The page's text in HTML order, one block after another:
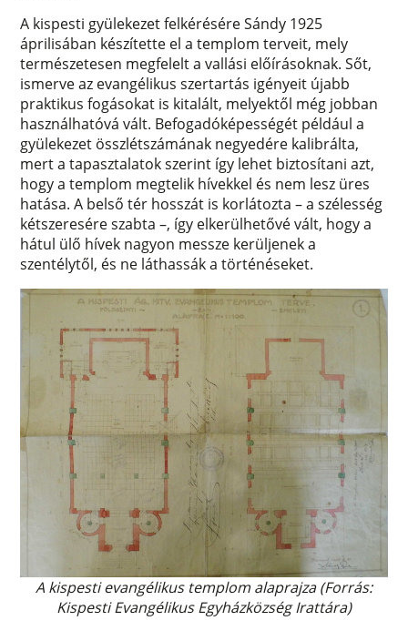
A kispesti gyülekezet felkérésére Sándy 1925
áprilisában készítette el a templom terveit, mely
természetesen megfelelt a vallási előírásoknak. Sőt,
ismerve az evangélikus szertartás igényeit újabb
praktikus fogásokat is kitalált, melyektől még jobban
használhatóvá vált. Befogadóképességét például a
gyülekezet összlétszámának negyedére kalibrálta,
mert a tapasztalatok szerint így lehet biztosítani azt,
hogy a templom megtelik hívekkel és nem lesz üres
hatása. A belső tér hosszát is korlátozta – a szélesség
kétszeresére szabta –, így elkerülhetővé vált, hogy a
hátul ülő hívek nagyon messze kerüljenek a
szentélytől, és ne láthassák a történéseket.
A kispesti evangélikus templom alaprajza (Forrás:
Kispesti Evangélikus Egyházközség Irattára)